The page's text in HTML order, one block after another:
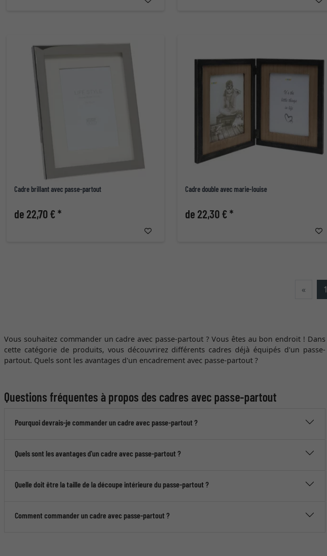
Cadre brillant avec passe-partout
de 22,70 € *
Cadre double avec marie-louise
de 22,30 € *
« 1
Vous souhaitez commander un cadre avec passe-partout ? Vous êtes au bon endroit ! Dans
cette catégorie de produits, vous découvrirez différents cadres déjà équipés d'un passe-
partout. Quels sont les avantages d'un encadrement avec passe-partout ?
Questions fréquentes à propos des cadres avec passe-partout
Pourquoi devrais-je commander un cadre avec passe-partout ?
Quels sont les avantages d'un cadre avec passe-partout ?
Quelle doit être la taille de la découpe intérieure du passe-partout ?
Comment commander un cadre avec passe-partout ?